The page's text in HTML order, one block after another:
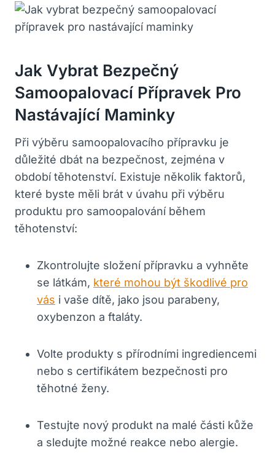
Jak Vybrat Bezpečný
Samoopalovací Přípravek Pro
Nastávající Maminky
Při výběru samoopalovacího přípravku je
důležité dbát na bezpečnost, zejména v
období těhotenství. Existuje několik faktorů,
které byste měli brát v úvahu při výběru
produktu pro samoopalování během
těhotenství:
Zkontrolujte složení přípravku a vyhněte
se látkám, které mohou být škodlivé pro
vás i vaše dítě, jako jsou parabeny,
oxybenzon a ftaláty.
Volte produkty s přírodními ingrediencemi
nebo s certifikátem bezpečnosti pro
těhotné ženy.
Testujte nový produkt na malé části kůže
a sledujte možné reakce nebo alergie.